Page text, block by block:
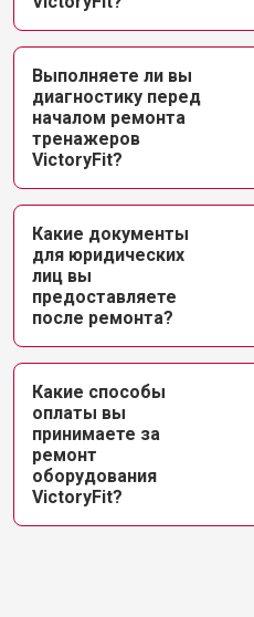
Выполняете ли вы
диагностику перед
началом ремонта
тренажеров
VictoryFit?
Какие документы
для юридических
лиц вы
предоставляете
после ремонта?
Какие способы
оплаты вы
принимаете за
ремонт
оборудования
VictoryFit?